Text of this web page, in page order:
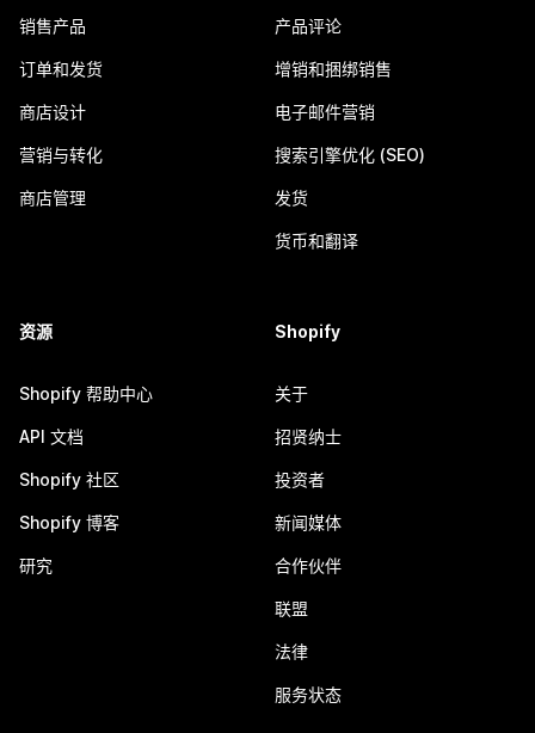
销售产品
订单和发货
商店设计
营销与转化
商店管理
产品评论
增销和捆绑销售
电子邮件营销
搜索引擎优化 (SEO)
发货
货币和翻译
资源
Shopify 帮助中心
API 文档
Shopify 社区
Shopify 博客
研究
Shopify
关于
招贤纳士
投资者
新闻媒体
合作伙伴
联盟
法律
服务状态